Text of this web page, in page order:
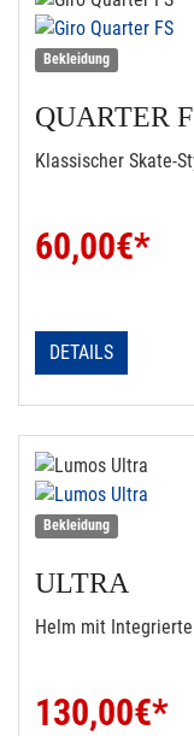
Bekleidung
QUARTER
Klassischer Skate-
60,00€*
DETAILS
Bekleidung
ULTRA
Helm mit
130,00€*